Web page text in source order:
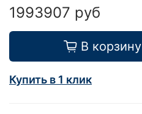
1993907 руб
В корзину
Купить в 1 клик